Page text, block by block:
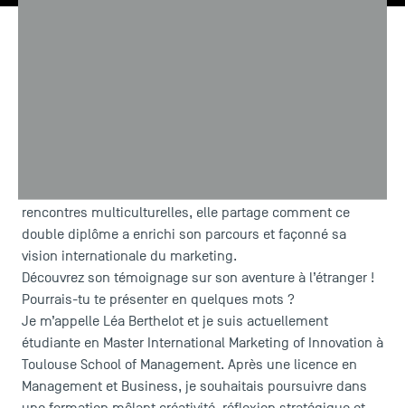
rencontres multiculturelles, elle partage comment ce
double diplôme a enrichi son parcours et façonné sa
vision internationale du marketing.
Découvrez son témoignage sur son aventure à l’étranger !
Pourrais-tu te présenter en quelques mots ?
Je m’appelle Léa Berthelot et je suis actuellement
étudiante en Master International Marketing of Innovation à
Toulouse School of Management. Après une licence en
Management et Business, je souhaitais poursuivre dans